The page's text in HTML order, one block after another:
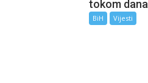
tokom dana
BiH Vijesti